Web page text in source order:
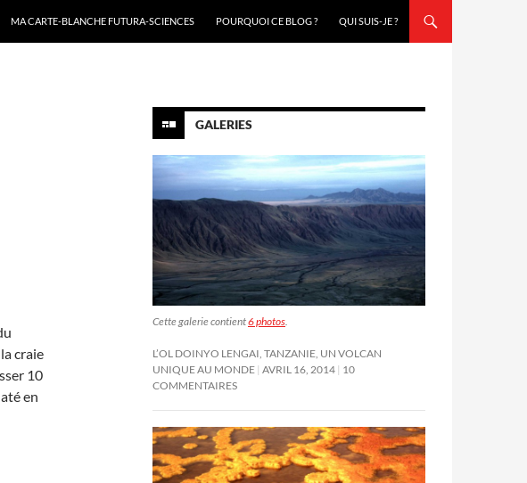
MA CARTE-BLANCHE FUTURA-SCIENCES
POURQUOI CE BLOG ? QUI SUIS-JE ?
craie
10
en
GALERIES
Cette galerie contient6 photos.
L’OL DOINYO LENGAI, TANZANIE, UN VOLCAN
UNIQUE AU MONDE AVRIL 16, 2014 10
COMMENTAIRES